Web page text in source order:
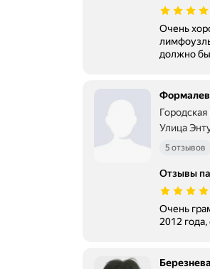
Очень
должно
Улица
5 отзывов
Отзывы
Очень грамотный специалист, чуткий
2012